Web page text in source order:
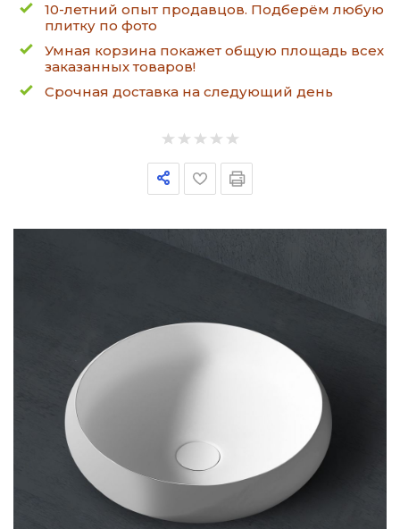
10-летний опыт продавцов. Подберём любую
плитку по фото
Умная корзина покажет общую площадь всех
заказанных товаров!
Срочная доставка на следующий день